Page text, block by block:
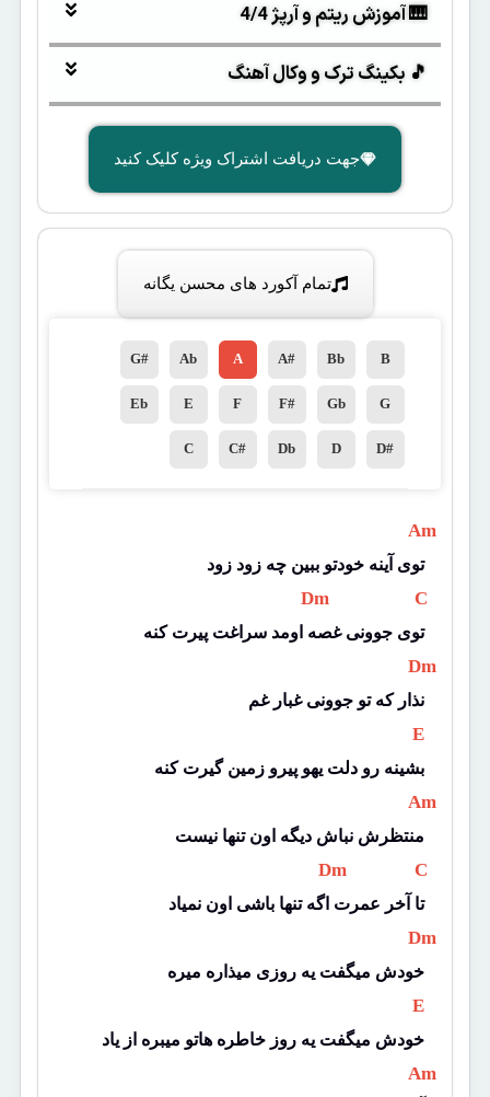
🎹 آموزش ریتم و آرپژ 4/4
🎵 بکینگ ترک و وکال آهنگ
جهت دریافت اشتراک ویژه کلیک کنید
تمام آکورد های محسن یگانه
B
Bb
A#
A
Ab
G#
G
Gb
F#
F
E
Eb
D#
D
Db
C#
C
Am
توی آینه خودتو ببین چه زود زود
Dm C
توی جوونی غصه اومد سراغت پیرت کنه
Dm
نذار که تو جوونی غبار غم
E
بشینه رو دلت یهو پیرو زمین گیرت کنه
Am
منتظرش نباش دیگه اون تنها نیست
Dm C
تا آخر عمرت اگه تنها باشی اون نمیاد
Dm
خودش میگفت یه روزی میذاره میره
E
خودش میگفت یه روز خاطره هاتو میبره از یاد
Am